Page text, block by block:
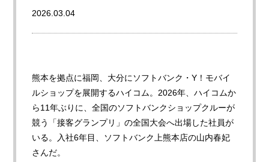
2026.03.04
熊本を拠点に福岡、大分にソフトバンク・Y！モバイ
ルショップを展開するハイコム。2026年、ハイコムか
ら11年ぶりに、全国のソフトバンクショップクルーが
競う「接客グランプリ」の全国大会へ出場した社員が
いる。入社6年目、ソフトバンク上熊本店の山内春妃
さんだ。